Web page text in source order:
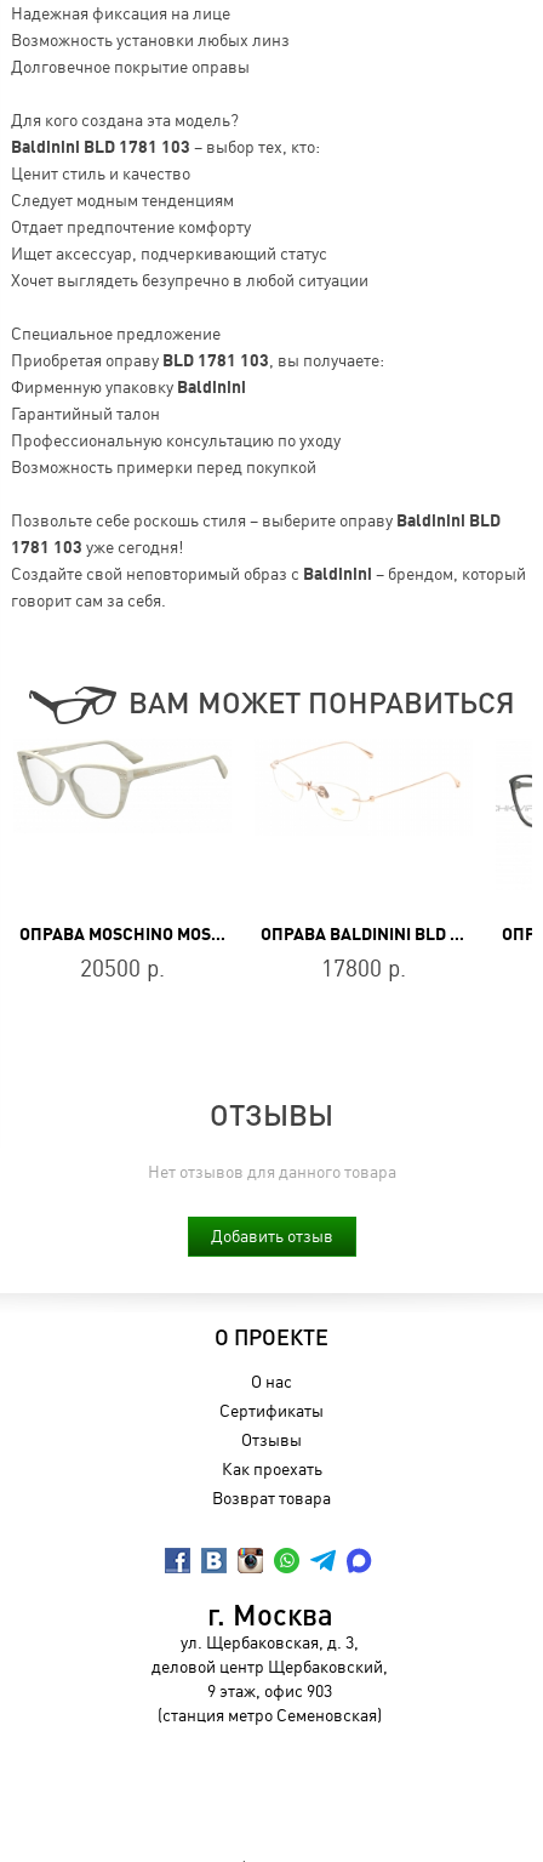
Надежная фиксация на лице
Возможность установки любых линз
Долговечное покрытие оправы
Для кого создана эта модель?
Baldinini BLD 1781 103 – выбор тех, кто:
Ценит стиль и качество
Следует модным тенденциям
Отдает предпочтение комфорту
Ищет аксессуар, подчеркивающий статус
Хочет выглядеть безупречно в любой ситуации
Специальное предложение
Приобретая оправу BLD 1781 103 , вы получаете:
Фирменную упаковку Baldinini
Гарантийный талон
Профессиональную консультацию по уходу
Возможность примерки перед покупкой
Позвольте себе роскошь стиля – выберите оправу Baldinini BLD
1781 103 уже сегодня!
Создайте свой неповторимый образ с Baldinini – брендом, который
говорит сам за себя.
ВАМ МОЖЕТ ПОНРАВИТЬСЯ
ОПРАВА MOSCHINO MOS583 YNA
20500 р.
ОПРАВА BALDININI BLD 2084 MGF 104
17800 р.
ОТЗЫВЫ
Нет отзывов для данного товара
Добавить отзыв
О ПРОЕКТЕ
О нас
Сертификаты
Отзывы
Как проехать
Возврат товара
г. Москва
ул. Щербаковская, д. 3,
деловой центр Щербаковский,
9 этаж, офис 903
(станция метро Семеновская)